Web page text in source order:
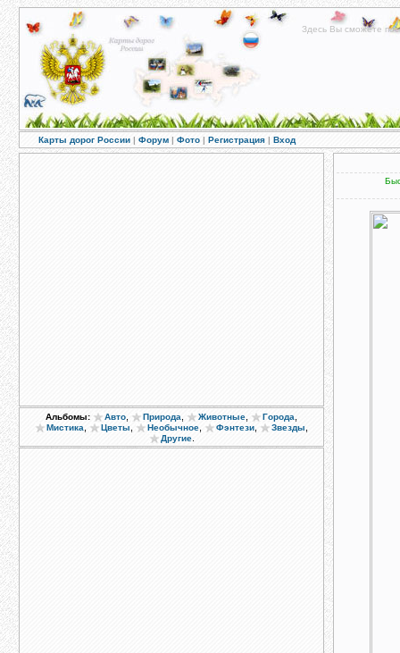
Здесь Вы сможете
Карты дорог России | Форум | Фото | Регистрация | Вход
Альбомы: Авто Природа Животные Города
Мистика Цветы Необычное Фэнтези Звезды
Другие.